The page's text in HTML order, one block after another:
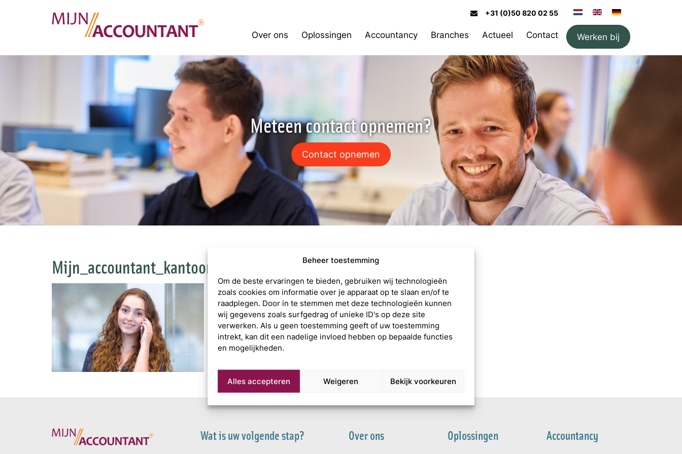
Beheer toestemming
Om de beste ervaringen te bieden, gebruiken wij technologieën
zoals cookies om informatie over je apparaat op te slaan en/of te
raadplegen. Door in te stemmen met deze technologieën kunnen
wij gegevens zoals surfgedrag of unieke ID's op deze site
verwerken. Als u geen toestemming geeft of uw toestemming
intrekt, kan dit een nadelige invloed hebben op bepaalde functies
en mogelijkheden.
Alles accepteren Weigeren Bekijk voorkeuren
+31 (0)50 820 02 55
Over ons Oplossingen Accountancy Branches Actueel Contact Werken bij
Meteen contact opnemen?
Contact opnemen
Mijn_accountant_kantoor_telefoon__portret_5
Wat is uw volgende stap? Over ons Oplossingen Accountancy